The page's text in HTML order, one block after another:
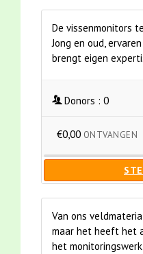
De vissenmonitors
Jong en oud,
brengt eigen
Donors : 0
€0,00 ONTVANGEN
Van ons
maar het heeft het
het